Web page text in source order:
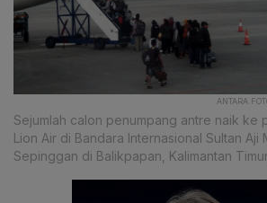
ANTARA
Sejumlah calon penumpang antre naik ke
Lion Air di Bandara Internasional Sultan Aji
Sepinggan di Balikpapan, Kalimantan